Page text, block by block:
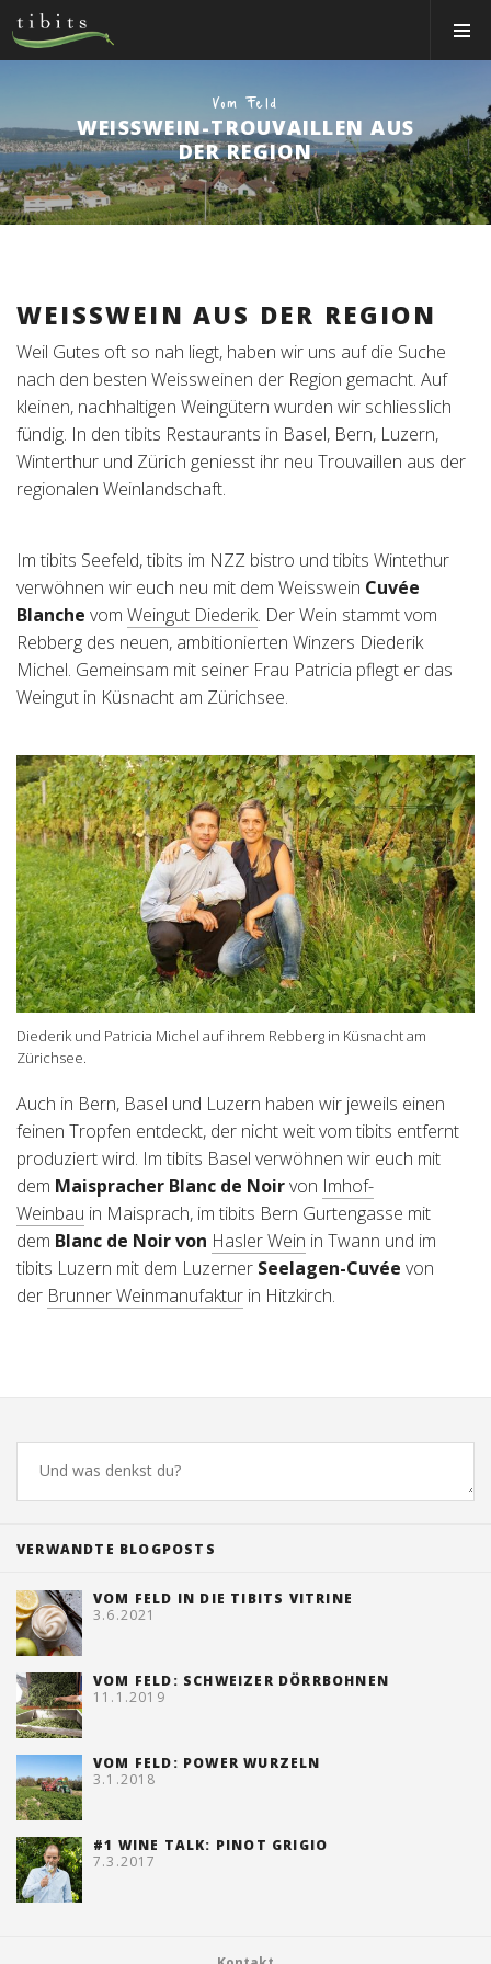
Tibits:
Home
Main
RESTAURANTS
NEWS
EVENTS
ÜBER UNS
EVENTRÄUME
CATERING
Jobs
Gutscheine & Shop
Schweiz (DE)
Vom Feld
WEISSWEIN-TROUVAILLEN AUS
DER REGION
WEISSWEIN AUS DER REGION
Weil Gutes oft so nah liegt, haben wir uns auf die Suche
nach den besten Weissweinen der Region gemacht. Auf
kleinen, nachhaltigen Weingütern wurden wir schliesslich
fündig. In den tibits Restaurants in Basel, Bern, Luzern,
Winterthur und Zürich geniesst ihr neu Trouvaillen aus der
regionalen Weinlandschaft.
Im tibits Seefeld, tibits im NZZ bistro und tibits Wintethur
verwöhnen wir euch neu mit dem Weisswein Cuvée
Blanche vom Weingut Diederik. Der Wein stammt vom
Rebberg des neuen, ambitionierten Winzers Diederik
Michel. Gemeinsam mit seiner Frau Patricia pflegt er das
Weingut in Küsnacht am Zürichsee.
Diederik und Patricia Michel auf ihrem Rebberg in Küsnacht am
Zürichsee.
Auch in Bern, Basel und Luzern haben wir jeweils einen
feinen Tropfen entdeckt, der nicht weit vom tibits entfernt
produziert wird. Im tibits Basel verwöhnen wir euch mit
dem Maispracher Blanc de Noirvon Imhof-
Weinbau in Maisprach, im tibits Bern Gurtengasse mit
dem Blanc de Noir von Hasler Wein in Twann und im
tibits Luzern mit dem Luzerner Seelagen-Cuvée von
der Brunner Weinmanufaktur in Hitzkirch.
VERWANDTE BLOGPOSTS
VOM FELD IN DIE TIBITS VITRINE
3.6.2021
VOM FELD: SCHWEIZER DÖRRBOHNEN
11.1.2019
VOM FELD: POWER WURZELN
3.1.2018
#1 WINE TALK: PINOT GRIGIO
7.3.2017